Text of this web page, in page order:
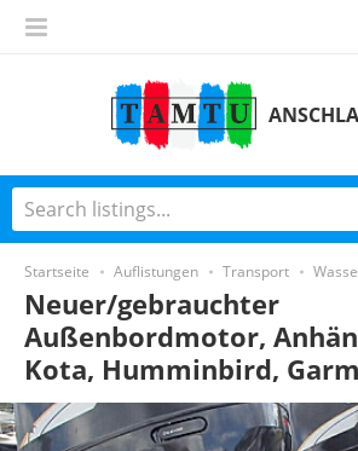
Startseite Auflistungen Transport
Neuer/gebrauchter
Außenbordmotor,
Kota, Humminbird,